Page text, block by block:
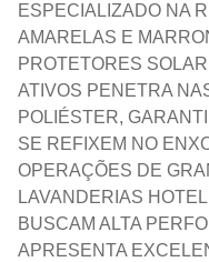
ESPECIALIZADO NA
AMARELAS E
PROTETORES
ATIVOS PENETRA
POLIÉSTER,
SE REFIXEM NO
OPERAÇÕES DE
LAVANDERIAS
BUSCAM ALTA
APRESENTA